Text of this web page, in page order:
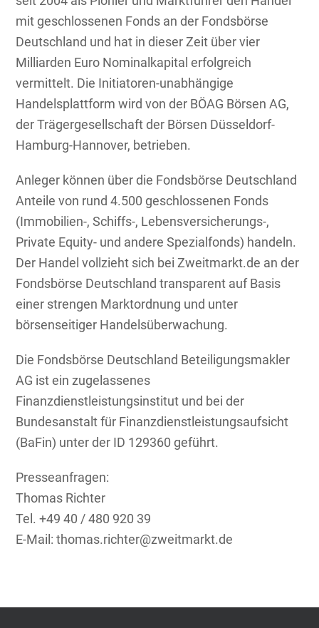
mit geschlossenen Fonds an der Fondsbörse
Deutschland und hat in dieser Zeit über vier
Milliarden Euro Nominalkapital erfolgreich
vermittelt. Die Initiatoren-unabhängige
Handelsplattform wird von der BÖAG Börsen AG,
der Trägergesellschaft der Börsen Düsseldorf-
Hamburg-Hannover, betrieben.
Anleger können über die Fondsbörse Deutschland
Anteile von rund 4.500 geschlossenen Fonds
(Immobilien-, Schiffs-, Lebensversicherungs-,
Private Equity- und andere Spezialfonds) handeln.
Der Handel vollzieht sich bei Zweitmarkt.de an der
Fondsbörse Deutschland transparent auf Basis
einer strengen Marktordnung und unter
börsenseitiger Handelsüberwachung.
Die Fondsbörse Deutschland Beteiligungsmakler
AG ist ein zugelassenes
Finanzdienstleistungsinstitut und bei der
Bundesanstalt für Finanzdienstleistungsaufsicht
(BaFin) unter der ID 129360 geführt.
Presseanfragen:
Thomas Richter
Tel. +49 40 / 480 920 39
E-Mail: thomas.richter@zweitmarkt.de